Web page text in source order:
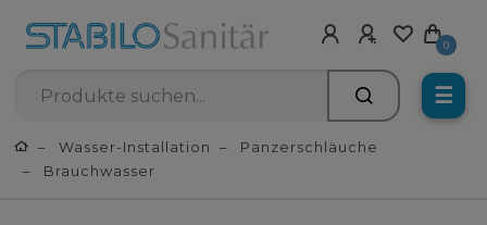
0
☰
Wasser-Installation
Panzerschläuche
Brauchwasser